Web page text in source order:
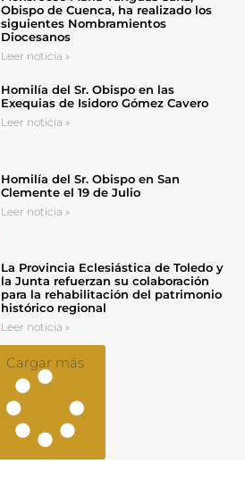
Obispo de Cuenca, ha realizado los
siguientes Nombramientos
Diocesanos
Leer noticia »
Homilía del Sr. Obispo en las
Exequias de Isidoro Gómez Cavero
Leer noticia »
Homilía del Sr. Obispo en San
Clemente el 19 de Julio
Leer noticia »
La Provincia Eclesiástica de Toledo y
la Junta refuerzan su colaboración
para la rehabilitación del patrimonio
histórico regional
Leer noticia »
Cargar más